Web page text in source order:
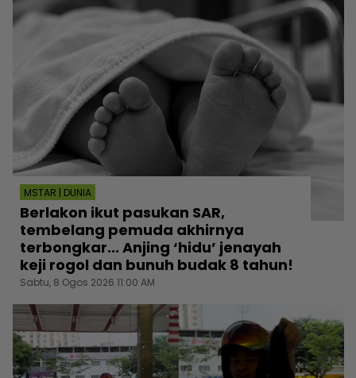
MSTAR | DUNIA
Berlakon ikut pasukan SAR,
tembelang pemuda akhirnya
terbongkar... Anjing ‘hidu’ jenayah
keji rogol dan bunuh budak 8 tahun!
Sabtu, 8 Ogos 2026 11:00 AM